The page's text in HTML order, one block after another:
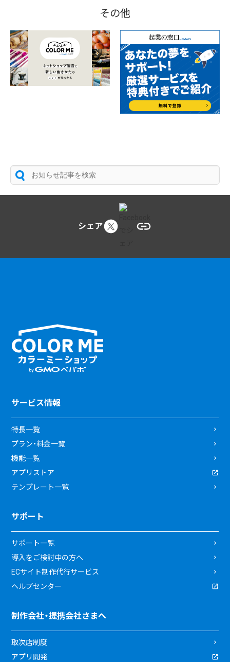
その他
シェア
サービス情報
特長一覧
プラン・料金一覧
機能一覧
アプリストア
テンプレート一覧
サポート
サポート一覧
導入をご検討中の方へ
ECサイト制作代行サービス
ヘルプセンター
制作会社・提携会社さまへ
取次店制度
アプリ開発